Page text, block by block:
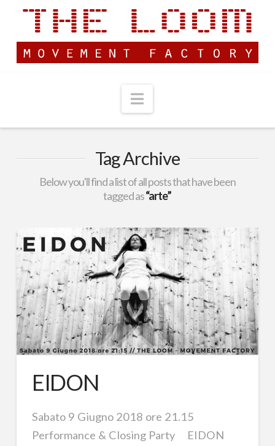
Navigation
Tag Archive
Below you'll find a list of all posts that have been
tagged as“arte”
EIDON
Sabato 9 Giugno 2018 ore 21.15
Performance & Closing Party EIDON